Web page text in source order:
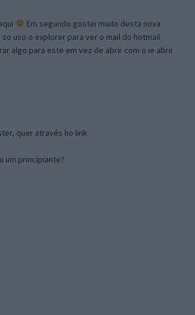
Em segundo gostei muito desta nova
uso o explorer para ver o mail do hotmail
algo para este em vez de abrir com o ie abrir
quer através ho link
um principiante?